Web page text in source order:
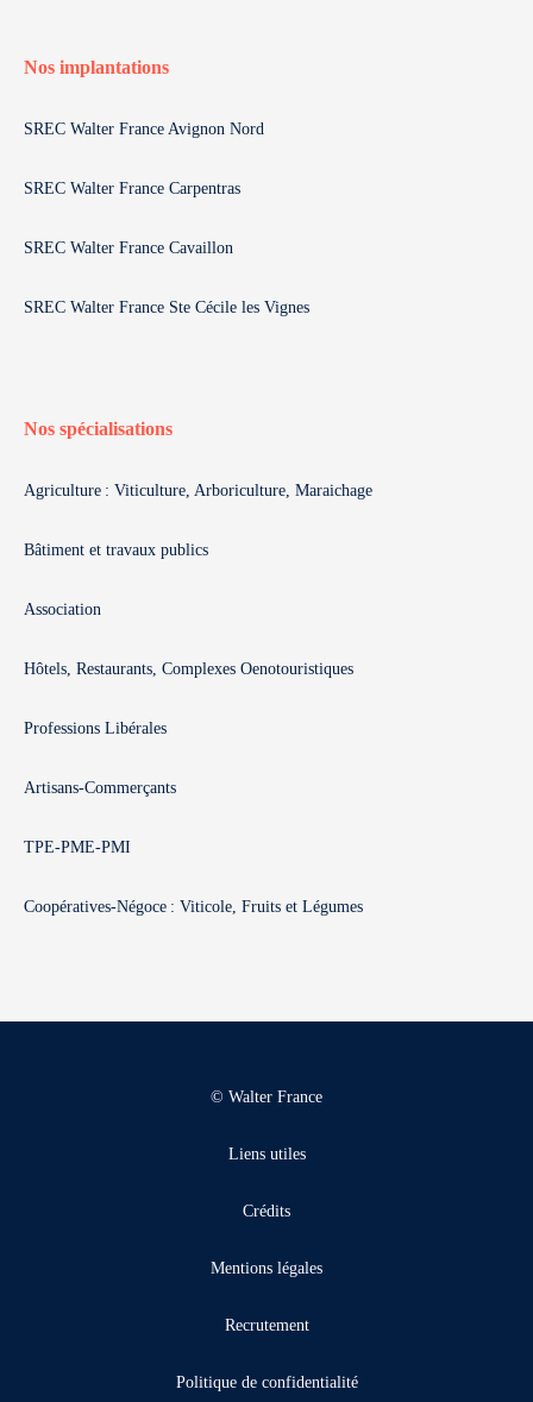
Nos implantations
SREC Walter France Avignon Nord
SREC Walter France Carpentras
SREC Walter France Cavaillon
SREC Walter France Ste Cécile les Vignes
Nos spécialisations
Agriculture : Viticulture, Arboriculture, Maraichage
Bâtiment et travaux publics
Association
Hôtels, Restaurants, Complexes Oenotouristiques
Professions Libérales
Artisans-Commerçants
TPE-PME-PMI
Coopératives-Négoce : Viticole, Fruits et Légumes
© Walter France
Liens utiles
Crédits
Mentions légales
Recrutement
Politique de confidentialité